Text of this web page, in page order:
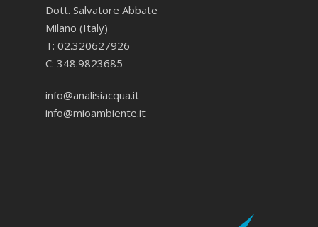
Dott. Salvatore Abbate
Milano (Italy)
T: 02.320627926
C: 348.9823685
info@analisiacqua.it
info@mioambiente.it